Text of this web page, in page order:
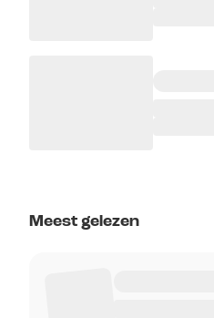
Meest gelezen